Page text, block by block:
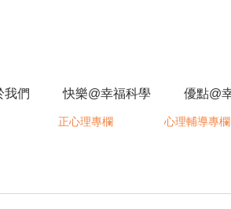
我們 快樂@幸福科學 優點@
正心理專欄 心理輔導專欄